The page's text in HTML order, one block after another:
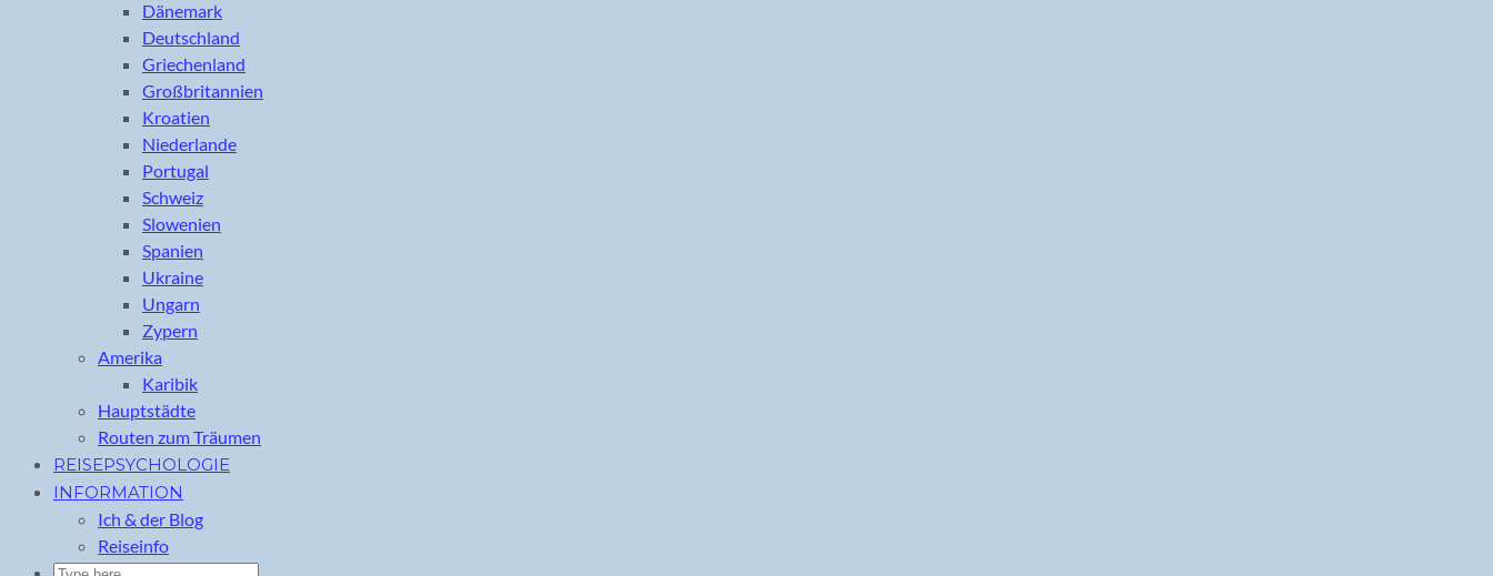
Dänemark
Deutschland
Griechenland
Großbritannien
Kroatien
Niederlande
Portugal
Schweiz
Slowenien
Spanien
Ukraine
Ungarn
Zypern
Amerika
Karibik
Hauptstädte
Routen zum Träumen
REISEPSYCHOLOGIE
INFORMATION
Ich & der Blog
Reiseinfo